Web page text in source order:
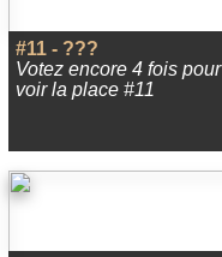
#11 - ???
Votez encore 4 fois pour
voir la place #11